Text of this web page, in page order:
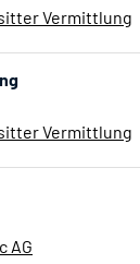
Vermittlung
Vermittlung
AG